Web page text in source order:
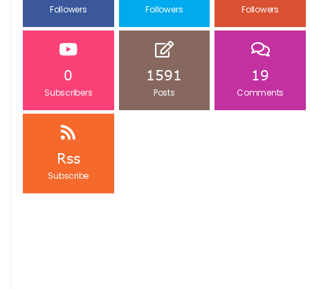
Followers Followers Followers
0
Subscribers
1591
Posts
19
Comments
Rss
Subscribe